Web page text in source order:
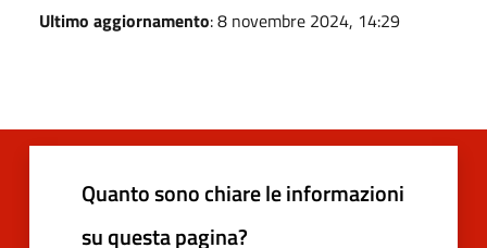
Ultimo aggiornamento: 8 novembre 2024, 14:29
Quanto sono chiare le informazioni
su questa pagina?